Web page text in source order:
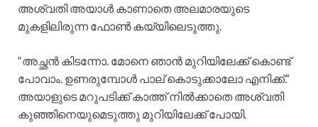
അശ്വതി അയാൾ കാണാതെ അലമാരയുടെ
മുകളിലിരുന്ന ഫോൺ കയ്യിലെടുത്തു.
“അച്ഛൻ കിടന്നോ. മോനെ ഞാൻ മുറിയിലേക്ക് കൊണ്ട്
പോവാം. ഉണരുമ്പോൾ പാല് കൊടുക്കാലോ എനിക്ക്.”
അയാളുടെ മറുപടിക്ക് കാത്ത് നിൽക്കാതെ അശ്വതി
കുഞ്ഞിനെയുമെടുത്തു മുറിയിലേക്ക് പോയി.